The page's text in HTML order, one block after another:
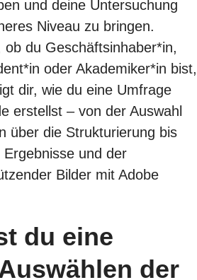
und deine Untersuchung
Niveau zu bringen.
ob du Geschäftsinhaber*in,
oder Akademiker*in bist,
dir, wie du eine Umfrage
erstellst – von der Auswahl
über die Strukturierung bis
und der
Bilder mit Adobe
du eine
der